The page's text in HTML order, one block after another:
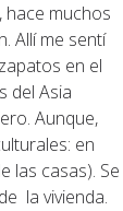
hace muchos
Allí me sentí
en el
del Asia
Aunque,
en
las casas). Se
la vivienda.